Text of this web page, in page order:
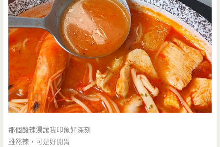
那個酸辣湯讓我印象好深刻
雖然辣，可是好開胃